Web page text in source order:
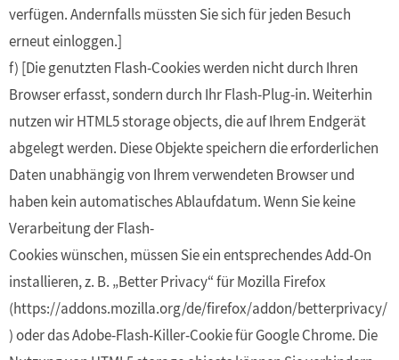
verfügen. Andernfalls müssten Sie sich für jeden Besuch
erneut einloggen.]
f) [Die genutzten Flash-Cookies werden nicht durch Ihren
Browser erfasst, sondern durch Ihr Flash-Plug-in. Weiterhin
nutzen wir HTML5 storage objects, die auf Ihrem Endgerät
abgelegt werden. Diese Objekte speichern die erforderlichen
Daten unabhängig von Ihrem verwendeten Browser und
haben kein automatisches Ablaufdatum. Wenn Sie keine
Verarbeitung der Flash-
Cookies wünschen, müssen Sie ein entsprechendes Add-On
installieren, z. B. „Better Privacy“ für Mozilla Firefox
(https://addons.mozilla.org/de/firefox/addon/betterprivacy/
) oder das Adobe-Flash-Killer-Cookie für Google Chrome. Die